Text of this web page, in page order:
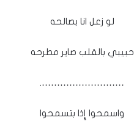
لو زعل انا بصالحه
حبيبي بالقلب صاير مطرحه
……………………….
واسمحوا إِذا بتسمحوا